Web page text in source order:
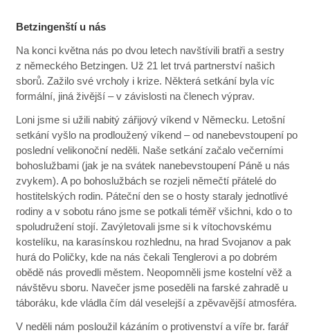
Betzingenští u nás
Na konci května nás po dvou letech navštívili bratři a sestry
z německého Betzingen. Už 21 let trvá partnerství našich
sborů. Zažilo své vrcholy i krize. Některá setkání byla víc
formální, jiná živější – v závislosti na členech výprav.
Loni jsme si užili nabitý zářijový víkend v Německu. Letošní
setkání vyšlo na prodloužený víkend – od nanebevstoupení po
poslední velikonoční neděli. Naše setkání začalo večerními
bohoslužbami (jak je na svátek nanebevstoupení Páně u nás
zvykem). A po bohoslužbách se rozjeli němečtí přátelé do
hostitelských rodin. Páteční den se o hosty staraly jednotlivé
rodiny a v sobotu ráno jsme se potkali téměř všichni, kdo o to
spoludružení stojí. Zavýletovali jsme si k vítochovskému
kostelíku, na karasínskou rozhlednu, na hrad Svojanov a pak
hurá do Poličky, kde na nás čekali Tenglerovi a po dobrém
obědě nás provedli městem. Neopomněli jsme kostelní věž a
návštěvu sboru. Navečer jsme poseděli na farské zahradě u
táboráku, kde vládla čím dál veselejší a zpěvavější atmosféra.
V neděli nám posloužil kázáním o protivenství a víře br. farář